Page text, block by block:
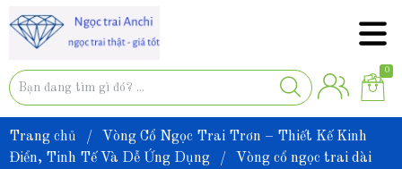
0
Trang chủ /
Vòng Cổ Ngọc Trai Trơn – Thiết Kế Kinh
Điển, Tinh Tế Và Dễ Ứng Dụng
/
Vòng cổ ngọc trai dài